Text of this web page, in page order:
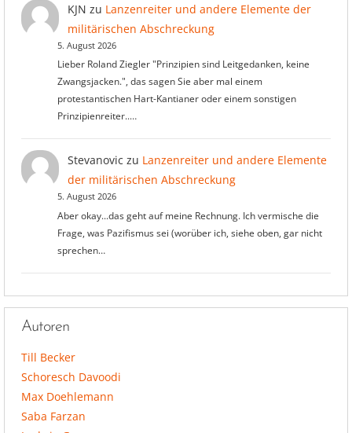
KJN zu Lanzenreiter und andere Elemente der
militärischen Abschreckung
5. August 2026
Lieber Roland Ziegler "Prinzipien sind Leitgedanken, keine
Zwangsjacken.", das sagen Sie aber mal einem
protestantischen Hart-Kantianer oder einem sonstigen
Prinzipienreiter..…
Stevanovic zu Lanzenreiter und andere Elemente
der militärischen Abschreckung
5. August 2026
Aber okay...das geht auf meine Rechnung. Ich vermische die
Frage, was Pazifismus sei (worüber ich, siehe oben, gar nicht
sprechen…
Autoren
Till Becker
Schoresch Davoodi
Max Doehlemann
Saba Farzan